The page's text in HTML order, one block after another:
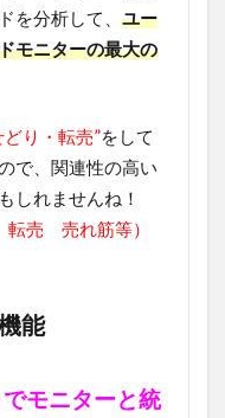
を分析して、 ユー
モニターの最大の
どり・転売”をして
で、関連性の高い
しれませんね！
転売 売れ筋等）
能
モニターと統